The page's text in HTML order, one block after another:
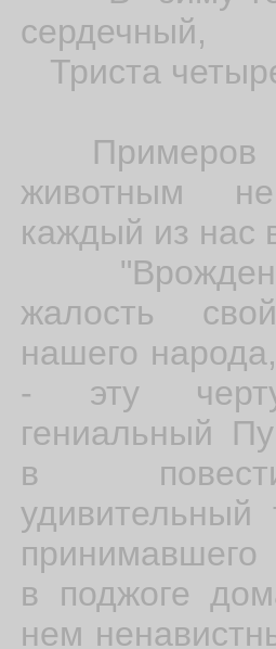
сердечный,
Триста
Примеров
животным
каждый из нас
жалость
нашего
- эту
гениальный
в
удивительный
принимавшего
в поджоге
нем